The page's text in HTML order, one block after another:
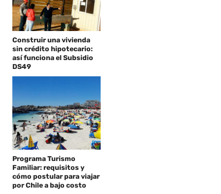
Construir una vivienda
sin crédito hipotecario:
así funciona el Subsidio
DS49
Programa Turismo
Familiar: requisitos y
cómo postular para viajar
por Chile a bajo costo